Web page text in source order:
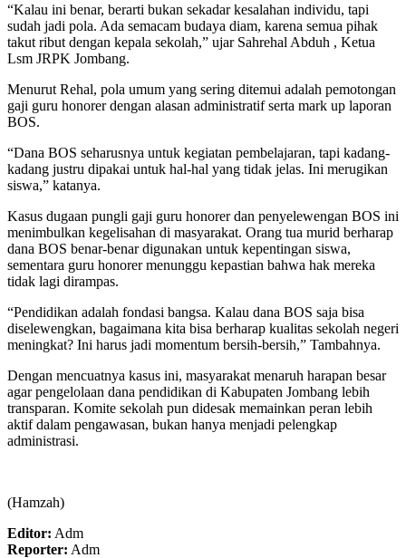
“Kalau ini benar, berarti bukan sekadar kesalahan individu, tapi
sudah jadi pola. Ada semacam budaya diam, karena semua pihak
takut ribut dengan kepala sekolah,” ujar Sahrehal Abduh , Ketua
Lsm JRPK Jombang.
Menurut Rehal, pola umum yang sering ditemui adalah pemotongan
gaji guru honorer dengan alasan administratif serta mark up laporan
BOS.
“Dana BOS seharusnya untuk kegiatan pembelajaran, tapi kadang-
kadang justru dipakai untuk hal-hal yang tidak jelas. Ini merugikan
siswa,” katanya.
Kasus dugaan pungli gaji guru honorer dan penyelewengan BOS ini
menimbulkan kegelisahan di masyarakat. Orang tua murid berharap
dana BOS benar-benar digunakan untuk kepentingan siswa,
sementara guru honorer menunggu kepastian bahwa hak mereka
tidak lagi dirampas.
“Pendidikan adalah fondasi bangsa. Kalau dana BOS saja bisa
diselewengkan, bagaimana kita bisa berharap kualitas sekolah negeri
meningkat? Ini harus jadi momentum bersih-bersih,” Tambahnya.
Dengan mencuatnya kasus ini, masyarakat menaruh harapan besar
agar pengelolaan dana pendidikan di Kabupaten Jombang lebih
transparan. Komite sekolah pun didesak memainkan peran lebih
aktif dalam pengawasan, bukan hanya menjadi pelengkap
administrasi.
(Hamzah)
Editor: Adm
Reporter: Adm